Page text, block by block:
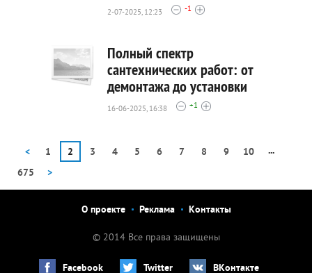
2-07-2025, 12:23 -1
Полный спектр
сантехнических работ: от
демонтажа до установки
16-06-2025, 16:38 +1
< 1 2 3 4 5 6 7 8 9 10
...
675
>
О проекте Реклама Контакты
© 2014 Все права защищены
Facebook Twitter ВКонтакте